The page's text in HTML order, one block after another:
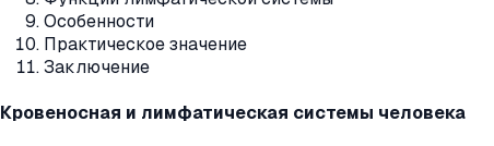
Особенности
Практическое значение
Заключение
Кровеносная и лимфатическая системы человека